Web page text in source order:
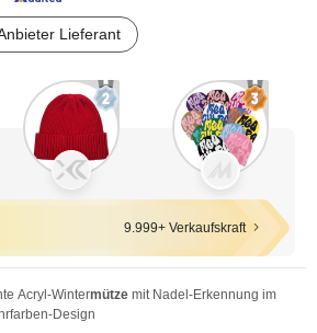
Lieferant
9.999+ Verkaufskraft
Acryl-Wintermütze mit Nadel-Erkennung im
Design